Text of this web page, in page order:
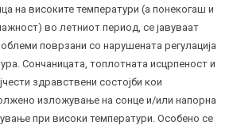
на високите температури (а понекогаш и
во летниот период, се јавуваат
поврзани со нарушената регулација
Сончаницата, топлотната исцрпеност и
здравствени состојби кои
изложување на сонце и/или напорна
при високи температури. Особено се